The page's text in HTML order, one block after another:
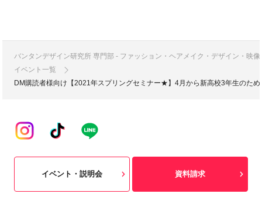
バンタンデザイン研究所 専門部 - ファッション・ヘアメイク・デザイン・映
イベント一覧
DM購読者様向け【2021年スプリングセミナー★】4月から新高校3年生のた
イベント・説明会 資料請求